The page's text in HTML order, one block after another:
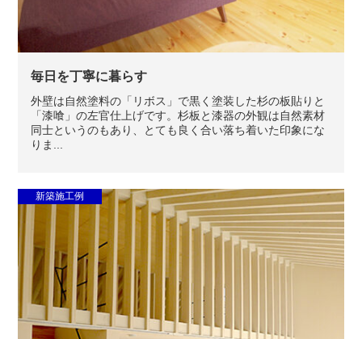
毎日を丁寧に暮らす
外壁は自然塗料の「リボス」で黒く塗装した杉の板貼りと
「漆喰」の左官仕上げです。杉板と漆器の外観は自然素材
同士というのもあり、とても良く合い落ち着いた印象にな
りま...
新築施工例